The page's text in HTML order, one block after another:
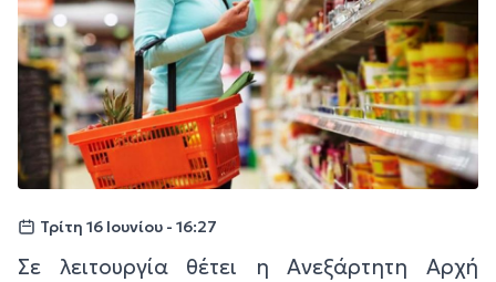
Τρίτη 16 Ιουνίου - 16:27
Σε λειτουργία θέτει η Ανεξάρτητη Αρχή